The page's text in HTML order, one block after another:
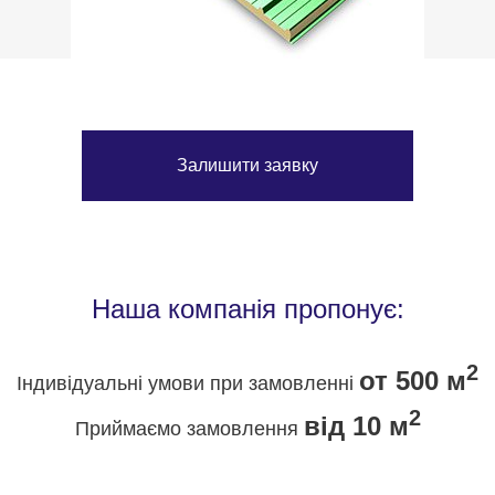
Залишити заявку
Наша компанія пропонує:
Індивідуальні умови при замовленні от 500 м2
Приймаємо замовлення від 10 м2